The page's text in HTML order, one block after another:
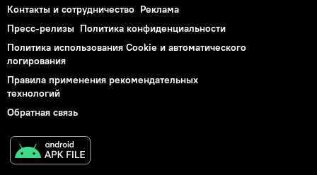
Контакты и сотрудничество Реклама
Пресс-релизы Политика конфиденциальности
Политика использования Cookie и автоматического
логирования
Правила применения рекомендательных
технологий
Обратная связь